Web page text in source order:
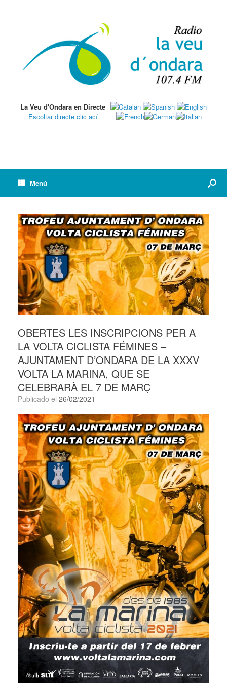
La Veu d'Ondara en Directe
Escoltar directe clic ací
Menú
OBERTES LES INSCRIPCIONS PER A
LA VOLTA CICLISTA FÉMINES –
AJUNTAMENT D’ONDARA DE LA XXXV
VOLTA LA MARINA, QUE SE
CELEBRARÀ EL 7 DE MARÇ
Publicado el 26/02/2021